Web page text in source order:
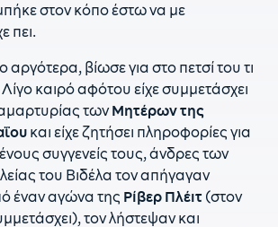
στον κόπο έστω να με
πει.
αργότερα, βίωσε για στο πετσί του τι
καιρό αφότου είχε συμμετάσχει
τωνΜητέρων της
και είχε ζητήσει πληροφορίες για
συγγενείς τους, άνδρες των
του Βιδέλα τον απήγαγαν
έναν αγώνα της Ρίβερ Πλέιτ (στον
τον λήστεψαν και